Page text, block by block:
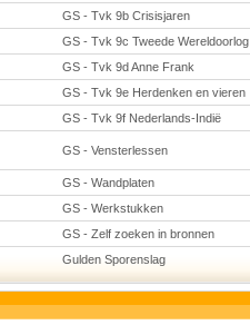
GS - Tvk 9b Crisisjaren
GS - Tvk 9c Tweede Wereldoorlog
GS - Tvk 9d Anne Frank
GS - Tvk 9e Herdenken en vieren
GS - Tvk 9f Nederlands-Indië
GS - Vensterlessen
GS - Wandplaten
GS - Werkstukken
GS - Zelf zoeken in bronnen
Gulden Sporenslag